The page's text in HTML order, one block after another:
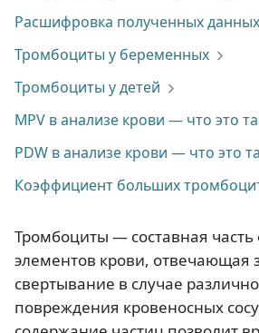
Расшифровка полученных данных
Тромбоциты у беременных
Тромбоциты у детей
MPV в анализе крови — что это
PDW в анализе крови — что это
Коэффициент больших
Тромбоциты — составная
элементов крови, отвечающая
свертывание в случае
повреждения кровеносных